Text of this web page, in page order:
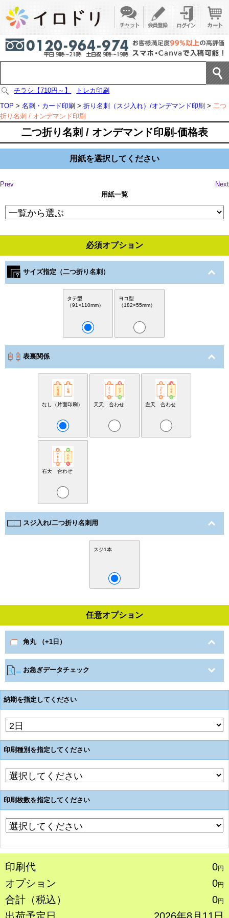
チラシ【710円～】
トレカ印刷
TOP > 名刺・カード印刷 > 折り名刺（スジ入れ）/オンデマンド印刷 > 二つ
折り名刺 / オンデマンド印刷
二つ折り名刺 / オンデマンド印刷-価格表
用紙を選択してください
Prev
Next
用紙一覧
必須オプション
サイズ指定（二つ折り名刺）
タテ型
（91×110mm）
ヨコ型
（182×55mm）
表裏関係
なし（片面印刷） 天天 合わせ 左天 合わせ
右天 合わせ
スジ入れ/二つ折り名刺用
スジ1本
任意オプション
角丸 （+1日）
お急ぎデータチェック
納期を指定してください
印刷種別を指定してください
印刷枚数を指定してください
印刷代 0円
オプション 0円
合計（税込） 0円